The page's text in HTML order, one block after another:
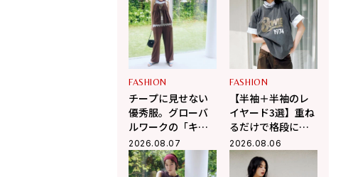
FASHION
チープに見せない
優秀服。グローバ
ルワークの「キャ
ミ＆パンツ」で作
る大人の夏カジュ
アル
2026.08.07
FASHION
【半袖＋半袖のレ
イヤード3選】重ね
るだけで格段に洒
落て気温調整もで
きる！
2026.08.06